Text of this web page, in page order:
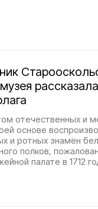
отечественных и
основе
и ротных знамён
полков,
палате в 1712